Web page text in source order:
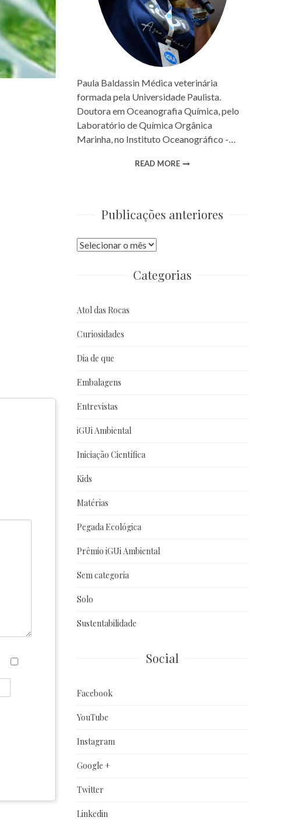
Paula Baldassin Médica veterinária
formada pela Universidade Paulista.
Doutora em Oceanografia Química, pelo
Laboratório de Química Orgânica
Marinha, no Instituto Oceanográfico -…
READ MORE
Publicações anteriores
Publicações
Categorias
Atol das Rocas
Curiosidades
Dia de que
Embalagens
Entrevistas
iGUi Ambiental
Iniciação Científica
Kids
Matérias
Pegada Ecológica
Prêmio iGUi Ambiental
Sem categoria
Solo
Sustentabilidade
Social
Facebook
YouTube
Instagram
Google +
Twitter
Linkedin